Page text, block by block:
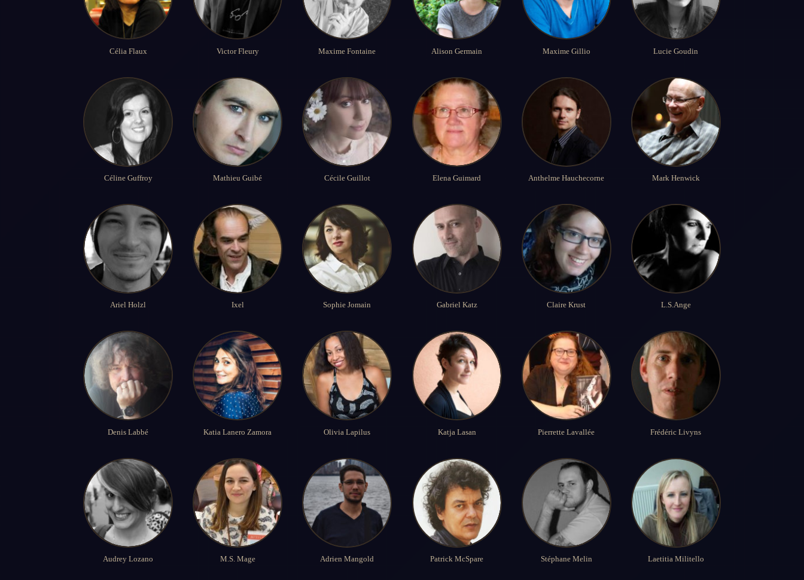
Célia Flaux Victor Fleury Maxime Fontaine Alison Germain Maxime Gillio Lucie Goudin
Céline Guffroy Mathieu Guibé Cécile Guillot Elena Guimard Anthelme Hauchecorne Mark Henwick
Ariel Holzl Ixel Sophie Jomain Gabriel Katz Claire Krust L.S.Ange
Denis Labbé Katia Lanero Zamora Olivia Lapilus Katja Lasan Pierrette Lavallée Frédéric Livyns
Audrey Lozano M.S. Mage Adrien Mangold Patrick McSpare Stéphane Melin Laetitia Militello